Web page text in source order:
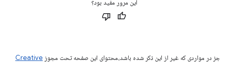
این مرور مفید بود؟
جز در مواردی که غیر از این ذکر شده باشد،‌محتوای این صفحه تحت مجوز Creative